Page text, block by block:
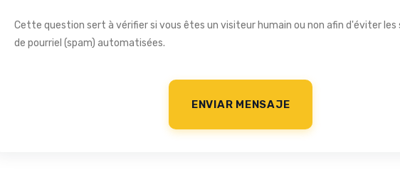
Cette question sert à vérifier si vous êtes un visiteur humain ou non afin d'éviter les
de pourriel (spam) automatisées.